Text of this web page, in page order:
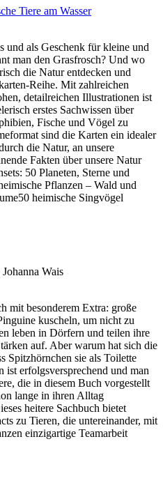
Tiere am Wasser
und als Geschenk für kleine und
man den Grasfrosch? Und wo
die Natur entdecken und
Reihe. Mit zahlreichen
detailreichen Illustrationen ist
erstes Sachwissen über
Fische und Vögel zu
sind die Karten ein idealer
die Natur, an unsere
Fakten über unsere Natur
50 Planeten, Sterne und
Pflanzen – Wald und
heimische Singvögel
Wais
mit besonderem Extra: große
kuscheln, um nicht zu
leben in Dörfern und teilen ihre
auf. Aber warum hat sich die
Spitzhörnchen sie als Toilette
ist erfolgsversprechend und man
die in diesem Buch vorgestellt
lange in ihren Alltag
heitere Sachbuch bietet
zu Tieren, die untereinander, mit
einzigartige Teamarbeit